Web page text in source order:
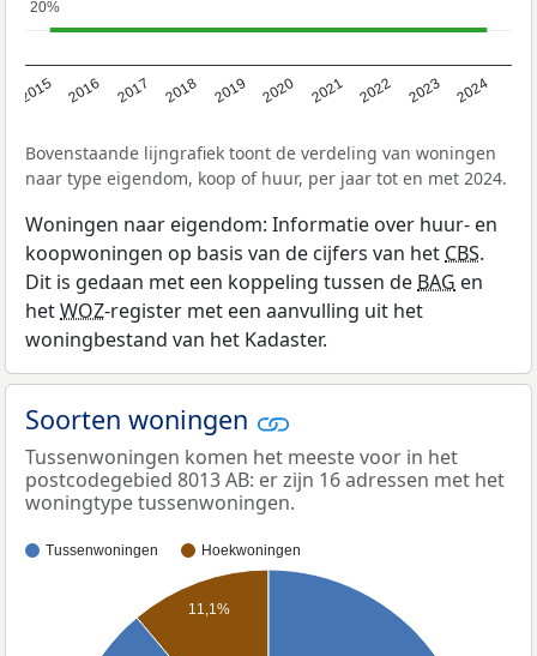
2015 2016 2017 2018 2019 2020 2021 2022 2023 2024
20%
20%
Bovenstaande lijngrafiek toont de verdeling van woningen
naar type eigendom, koop of huur, per jaar tot en met 2024.
Woningen naar eigendom: Informatie over huur- en
koopwoningen op basis van de cijfers van hetCBS.
Dit is gedaan met een koppeling tussen deBAG en
hetWOZ-register met een aanvulling uit het
woningbestand van het Kadaster.
Soorten woningen
Tussenwoningen komen het meeste voor in het
postcodegebied 8013 AB: er zijn 16 adressen met het
woningtype tussenwoningen.
Tussenwoningen Hoekwoningen
11,1%